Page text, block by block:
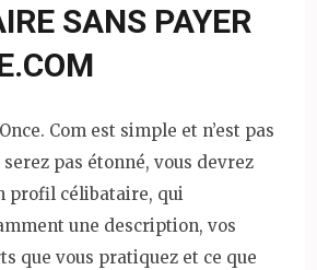
SANS PAYER
Com est simple et n’est pas
serez pas étonné, vous devrez
profil célibataire, qui
une description, vos
que vous pratiquez et ce que